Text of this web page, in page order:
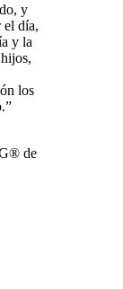
y
el día,
y la
los
de